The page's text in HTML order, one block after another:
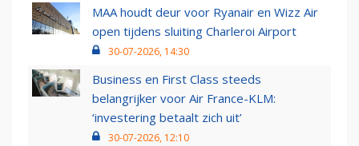
MAA houdt deur voor Ryanair en Wizz Air
open tijdens sluiting Charleroi Airport
30-07-2026, 14:30
Business en First Class steeds
belangrijker voor Air France-KLM:
‘investering betaalt zich uit’
30-07-2026, 12:10